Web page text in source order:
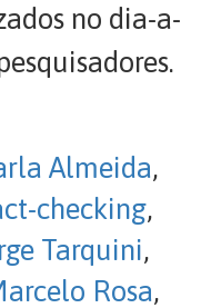
no dia-a-
Almeida,
checking,
Tarquini,
Rosa,